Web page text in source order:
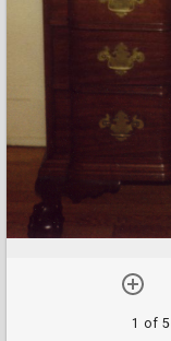
1 of 5